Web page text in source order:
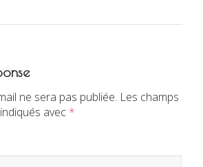
ne sera pas publiée. Les champs
avec *